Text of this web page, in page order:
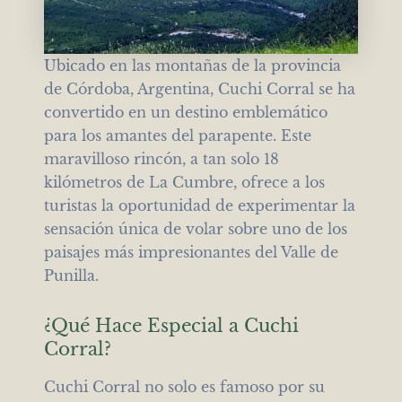
Ubicado en las montañas de la provincia
de Córdoba, Argentina, Cuchi Corral se ha
convertido en un destino emblemático
para los amantes del parapente. Este
maravilloso rincón, a tan solo 18
kilómetros de La Cumbre, ofrece a los
turistas la oportunidad de experimentar la
sensación única de volar sobre uno de los
paisajes más impresionantes del Valle de
Punilla.
¿Qué Hace Especial a Cuchi
Corral?
Cuchi Corral no solo es famoso por su